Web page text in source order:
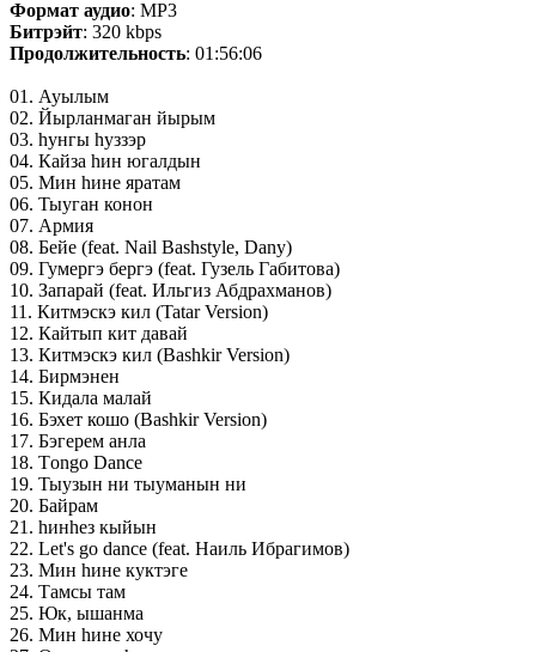
Формат аудио: MP3
Битрэйт: 320 kbps
Продолжительность: 01:56:06
01. Ауылым
02. Йырланмаган йырым
03. hунгы hуззэр
04. Кайза hин югалдын
05. Мин hине яратам
06. Тыуган конон
07. Армия
08. Бейе (feat. Nail Bashstyle, Dany)
09. Гумергэ бергэ (feat. Гузель Габитова)
10. Запарай (feat. Ильгиз Абдрахманов)
11. Китмэскэ кил (Tatar Version)
12. Кайтып кит давай
13. Китмэскэ кил (Bashkir Version)
14. Бирмэнен
15. Кидала малай
16. Бэхет кошо (Bashkir Version)
17. Бэгерем анла
18. Тongo Dance
19. Тыузын ни тыуманын ни
20. Байрам
21. hинhез кыйын
22. Let's go dance (feat. Наиль Ибрагимов)
23. Мин hине куктэге
24. Тамсы там
25. Юк, ышанма
26. Мин hине хочу